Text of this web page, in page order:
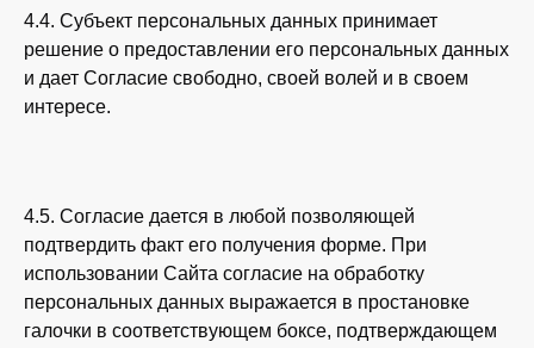
4.4. Субъект персональных данных принимает
решение о предоставлении его персональных данных
и дает Согласие свободно, своей волей и в своем
интересе.
4.5. Согласие дается в любой позволяющей
подтвердить факт его получения форме. При
использовании Сайта согласие на обработку
персональных данных выражается в простановке
галочки в соответствующем боксе, подтверждающем